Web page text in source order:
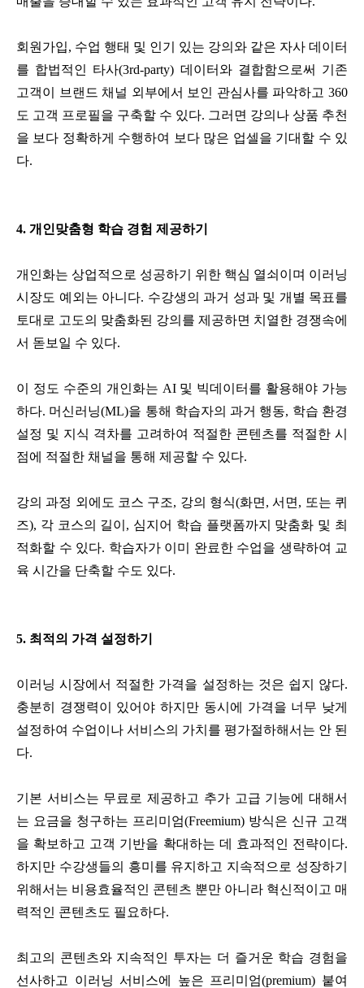
회원가입, 수업 행태 및 인기 있는 강의와 같은 자사 데이터
를 합법적인 타사(3rd-party) 데이터와 결합함으로써 기존
고객이 브랜드 채널 외부에서 보인 관심사를 파악하고 360
도 고객 프로필을 구축할 수 있다. 그러면 강의나 상품 추천
을 보다 정확하게 수행하여 보다 많은 업셀을 기대할 수 있
다.
4. 개인맞춤형 학습 경험 제공하기
개인화는 상업적으로 성공하기 위한 핵심 열쇠이며 이러닝
시장도 예외는 아니다. 수강생의 과거 성과 및 개별 목표를
토대로 고도의 맞춤화된 강의를 제공하면 치열한 경쟁속에
서 돋보일 수 있다.
이 정도 수준의 개인화는 AI 및 빅데이터를 활용해야 가능
하다. 머신러닝(ML)을 통해 학습자의 과거 행동, 학습 환경
설정 및 지식 격차를 고려하여 적절한 콘텐츠를 적절한 시
점에 적절한 채널을 통해 제공할 수 있다.
강의 과정 외에도 코스 구조, 강의 형식(화면, 서면, 또는 퀴
즈), 각 코스의 길이, 심지어 학습 플랫폼까지 맞춤화 및 최
적화할 수 있다. 학습자가 이미 완료한 수업을 생략하여 교
육 시간을 단축할 수도 있다.
5. 최적의 가격 설정하기
이러닝 시장에서 적절한 가격을 설정하는 것은 쉽지 않다.
충분히 경쟁력이 있어야 하지만 동시에 가격을 너무 낮게
설정하여 수업이나 서비스의 가치를 평가절하해서는 안 된
다.
기본 서비스는 무료로 제공하고 추가 고급 기능에 대해서
는 요금을 청구하는 프리미엄(Freemium) 방식은 신규 고객
을 확보하고 고객 기반을 확대하는 데 효과적인 전략이다.
하지만 수강생들의 흥미를 유지하고 지속적으로 성장하기
위해서는 비용효율적인 콘텐츠 뿐만 아니라 혁신적이고 매
력적인 콘텐츠도 필요하다.
최고의 콘텐츠와 지속적인 투자는 더 즐거운 학습 경험을
선사하고 이러닝 서비스에 높은 프리미엄(premium) 붙여